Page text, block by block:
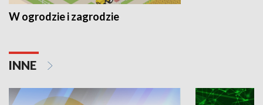
W ogrodzie i zagrodzie
INNE